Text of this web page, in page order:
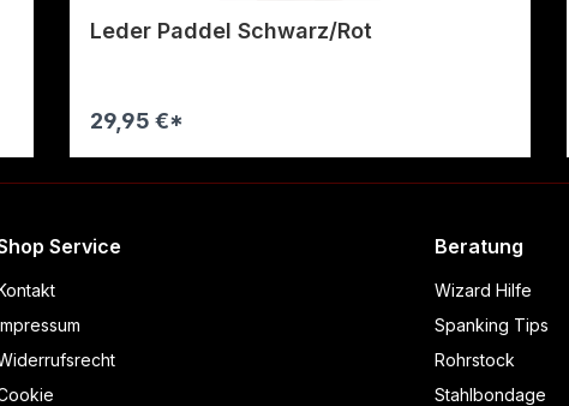
Leder Paddel Schwarz/Rot
29,95 €*
Service Beratung
Wizard Hilfe
Spanking Tips
Rohrstock
Stahlbondage